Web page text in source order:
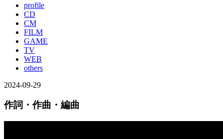
profile
CD
CM
FILM
GAME
TV
WEB
others
2024-09-29
作詞・作曲・編曲